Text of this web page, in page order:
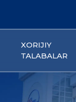
XORIJIY
TALABALAR